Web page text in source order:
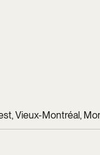
Vieux-Montréal,